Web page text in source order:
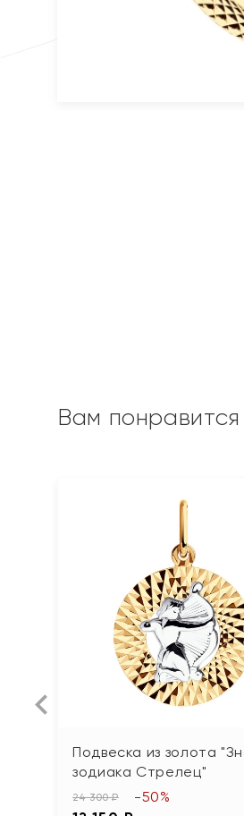
Вам понравится
Подвеска из золота
зодиака Стрелец"
24 300 ₽ -50%